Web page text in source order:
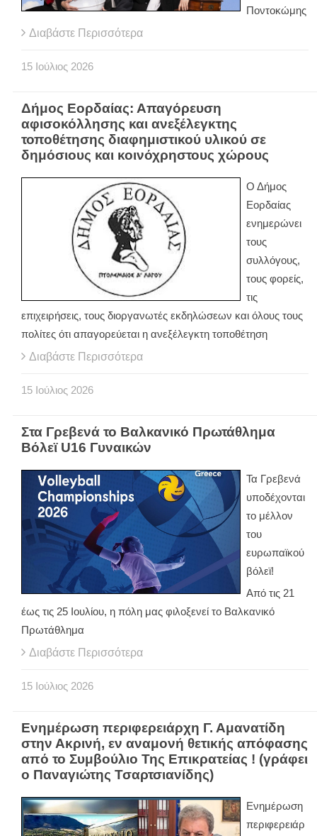
Ποντοκώμης
Διαβάστε Περισσότερα
15 Ιούλιος 2026
Δήμος Εορδαίας: Απαγόρευση
αφισοκόλλησης και ανεξέλεγκτης
τοποθέτησης διαφημιστικού υλικού σε
δημόσιους και κοινόχρηστους χώρους
Ο Δήμος
Εορδαίας
ενημερώνει
τους
συλλόγους,
τους φορείς,
τις
επιχειρήσεις, τους διοργανωτές εκδηλώσεων και όλους τους
πολίτες ότι απαγορεύεται η ανεξέλεγκτη τοποθέτηση
Διαβάστε Περισσότερα
15 Ιούλιος 2026
Στα Γρεβενά το Βαλκανικό Πρωτάθλημα
Βόλεϊ U16 Γυναικών
Τα Γρεβενά
υποδέχονται
το μέλλον
του
ευρωπαϊκού
βόλεϊ!
Από τις 21
έως τις 25 Ιουλίου, η πόλη μας φιλοξενεί το Βαλκανικό
Πρωτάθλημα
Διαβάστε Περισσότερα
15 Ιούλιος 2026
Ενημέρωση περιφερειάρχη Γ. Αμανατίδη
στην Ακρινή, εν αναμονή θετικής απόφασης
από το Συμβούλιο Της Επικρατείας ! (γράφει
ο Παναγιώτης Τσαρτσιανίδης)
Ενημέρωση
περιφερειάρ